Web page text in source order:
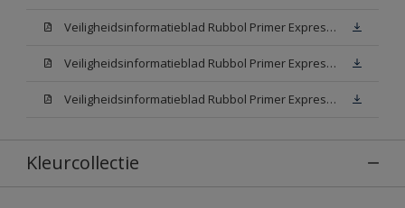
Veiligheidsinformatieblad Rubbol Primer Express White (MSDS)
Veiligheidsinformatieblad Rubbol Primer Express W05 (MSDS)
Veiligheidsinformatieblad Rubbol Primer Express N00 (MSDS)
Kleurcollectie